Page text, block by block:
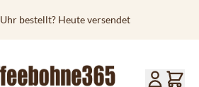
bestellt? Heute versendet